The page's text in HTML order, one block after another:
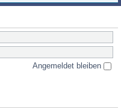
Angemeldet bleiben